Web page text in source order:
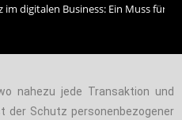
im digitalen Business: Ein Muss für
nahezu jede Transaktion und
der Schutz personenbezogener